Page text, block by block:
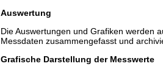
Auswertung
Die Auswertungen und Grafiken werden
Messdaten zusammengefasst und
Grafische Darstellung der Messwerte